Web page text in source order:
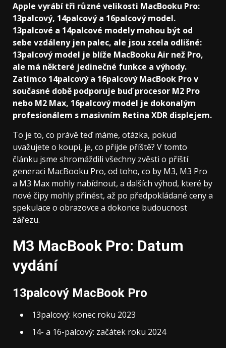
Apple vyrábí tři různé velikosti MacBooku Pro:
13palcový, 14palcový a 16palcový model.
13palcové a 14palcové modely mohou být od
sebe vzdáleny jen palec, ale jsou zcela odlišné:
13palcový model je blíže MacBooku Air než Pro,
ale má některé jedinečné funkce a výhody.
Zatímco 14palcový a 16palcový MacBook Pro v
současné době podporuje buď procesor M2 Pro
nebo M2 Max, 16palcový model je dokonalým
profesionálem s masivním Retina XDR displejem.
To je to, co právě teď máme, otázka, pokud
uvažujete o koupi, je, co přijde příště? V tomto
článku jsme shromáždili všechny zvěsti o příští
generaci MacBooku Pro, od toho, co by M3, M3 Pro
a M3 Max mohly nabídnout, a dalších výhod, které by
nové čipy mohly přinést, až po předpokládané ceny a
spekulace o obrazovce a dokonce budoucnost
zářezu.
M3 MacBook Pro: Datum
vydání
13palcový MacBook Pro
13palcový: konec roku 2023
14- a 16-palcový: začátek roku 2024